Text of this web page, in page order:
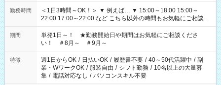
勤務時間
＜1日3時間～OK！＞ ▼ 例えば… ▼ 15:00～18:00 15:00～
22:00 17:00～22:00 など こちら以外の時間もお気軽にご相談く
ださい！
期間
単発1日～！ ★勤務開始日や期間はお気軽にご相談くださ
い！ ＃8月～ ＃9月～
特徴 週1日からOK / 日払いOK / 履歴書不要 / 40～50代活躍中 / 副
業・WワークOK / 服装自由 / シフト勤務 / 10名以上の大量募
集 / 電話対応なし / パソコンスキル不要